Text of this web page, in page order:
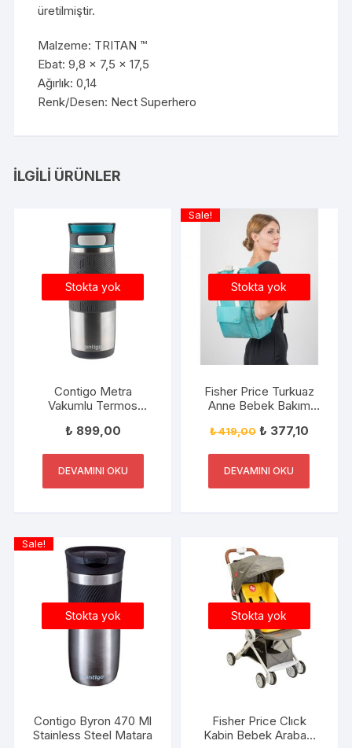
üretilmiştir.
Malzeme: TRITAN ™
Ebat: 9,8 x 7,5 x 17,5
Ağırlık: 0,14
Renk/Desen: Nect Superhero
İLGILI ÜRÜNLER
Stokta yok
Contigo Metra
Vakumlu Termos
470ml
₺ 899,00
DEVAMINI OKU
Stokta yok
Sale!
Fisher Price Turkuaz
Anne Bebek Bakım
Turkuaz
₺419,00 ₺ 377,10
DEVAMINI OKU
Stokta yok
Sale!
Contigo Byron 470 Ml
Stainless Steel Matara
Stokta yok
Fisher Price Clıck
Kabin Bebek Arabası